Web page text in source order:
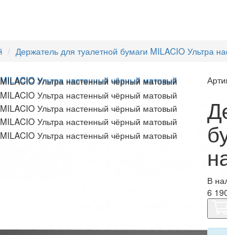
Держатель для туалетной бумаги MILACIO Ультра
В
6